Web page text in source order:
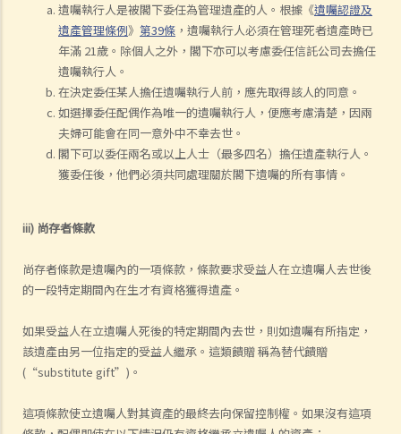
遺囑執行人是被閣下委任為管理遺產的人。根據《遺囑認證及
遺產管理條例》 第39條 ，遺囑執行人必須在管理死者遺產時已
年滿 21歲。除個人之外，閣下亦可以考慮委任信託公司去擔任
遺囑執行人。
在決定委任某人擔任遺囑執行人前，應先取得該人的同意。
如選擇委任配偶作為唯一的遺囑執行人，便應考慮清楚，因兩
夫婦可能會在同一意外中不幸去世。
閣下可以委任兩名或以上人士（最多四名）擔任遺產執行人。
獲委任後，他們必須共同處理關於閣下遺囑的所有事情。
iii) 尚存者條款
尚存者條款是遺囑內的一項條款，條款要求受益人在立遺囑人去世後
的一段特定期間內在生才有資格獲得遺產。
如果受益人在立遺囑人死後的特定期間內去世，則如遺囑有所指定，
該遺產由另一位指定的受益人繼承。這類饋贈 稱為替代饋贈
(“substitute gift”)。
這項條款使立遺囑人對其資產的最終去向保留控制權。如果沒有這項